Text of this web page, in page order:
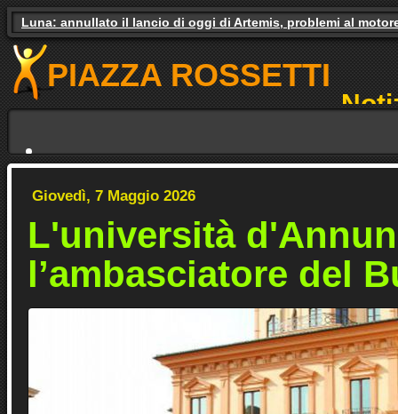
Luna: annullato il lancio di oggi di Artemis, problemi al
Gas e luce, il governo studia gli aiuti. Il pressing dei partiti
PIAZZA ROSSETTI
Giovedì, 7 Maggio 2026
L'università
l’ambasciatore del